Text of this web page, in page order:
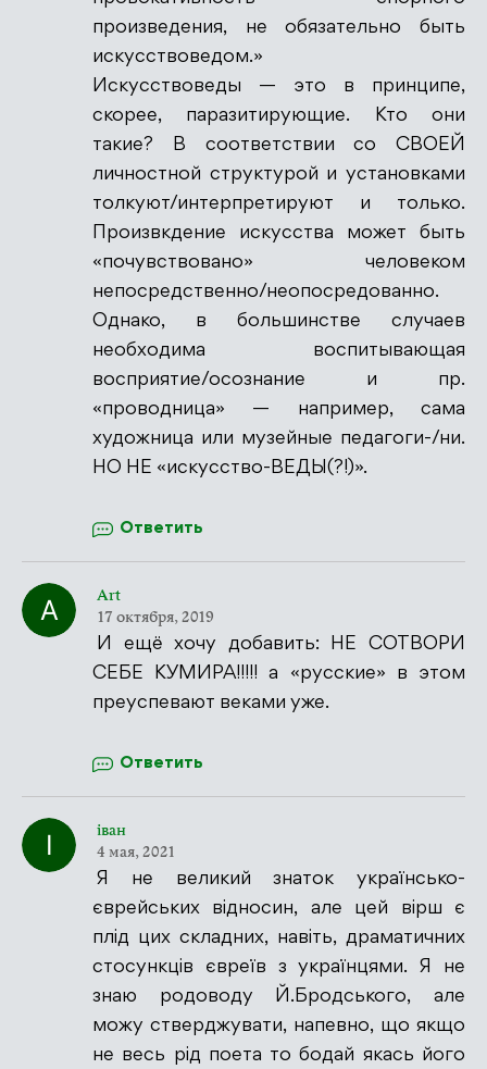
произведения, не обязательно быть
искусствоведом.»
Искусствоведы — это в принципе,
скорее, паразитирующие. Кто они
такие? В соответствии со СВОЕЙ
личностной структурой и установками
толкуют/интерпретируют и только.
Произвкдение искусства может быть
«почувствовано» человеком
непосредственно/неопосредованно.
Однако, в большинстве случаев
необходима воспитывающая
восприятие/осознание и пр.
«проводница» — например, сама
художница или музейные педагоги-/ни.
НО НЕ «искусство-ВЕДЫ(?!)».
Ответить
Art
17 октября, 2019
И ещё хочу добавить: НЕ СОТВОРИ
СЕБЕ КУМИРА!!!!! а «русские» в этом
преуспевают веками уже.
Ответить
іван
4 мая, 2021
Я не великий знаток українсько-
єврейських відносин, але цей вірш є
плід цих складних, навіть, драматичних
стосункців євреїв з українцями. Я не
знаю родоводу Й.Бродського, але
можу стверджувати, напевно, що якщо
не весь рід поета то бодай якась його